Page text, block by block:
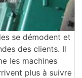
se démodent et
des clients. Il
les machines
plus à suivre